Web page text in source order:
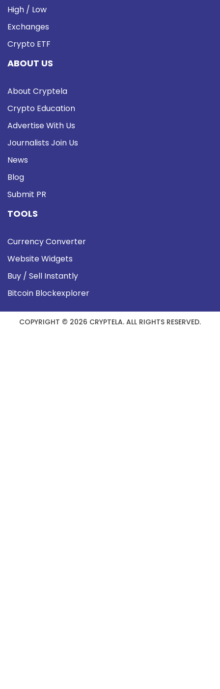
High / Low
Exchanges
Crypto ETF
ABOUT US
About Cryptela
Crypto Education
Advertise With Us
Journalists Join Us
News
Blog
Submit PR
TOOLS
Currency Converter
Website Widgets
Buy / Sell Instantly
Bitcoin Blockexplorer
COPYRIGHT © 2026 CRYPTELA. ALL RIGHTS RESERVED.